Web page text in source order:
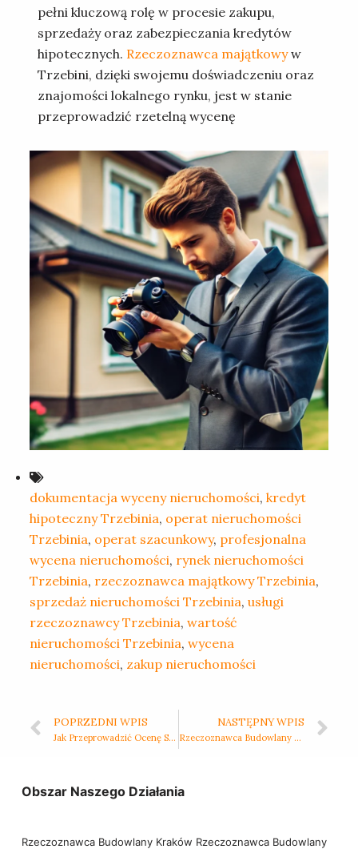
pełni kluczową rolę w procesie zakupu,
sprzedaży oraz zabezpieczania kredytów
hipotecznych. Rzeczoznawca majątkowyw
Trzebini, dzięki swojemu doświadczeniu oraz
znajomości lokalnego rynku, jest w stanie
przeprowadzić rzetelną wycenę
dokumentacja wyceny nieruchomości, kredyt
hipoteczny Trzebinia, operat nieruchomości
Trzebinia, operat szacunkowy, profesjonalna
wycena nieruchomości, rynek nieruchomości
Trzebinia, rzeczoznawca majątkowy Trzebinia,
sprzedaż nieruchomości Trzebinia, usługi
rzeczoznawcy Trzebinia, wartość
nieruchomości Trzebinia, wycena
nieruchomości, zakup nieruchomości
POPRZEDNI WPIS
Jak Przeprowadzić Ocenę Stanu Technicznego Budynku? Rzeczoznawca Budowlany w Rybniku Radzi
NASTĘPNY WPIS
Rzeczoznawca Budowlany Poznań – Ekspert w Ocenie Stanu Technicznego Twojego Budynku
Obszar Naszego Działania
Rzeczoznawca Budowlany Kraków Rzeczoznawca Budowlany